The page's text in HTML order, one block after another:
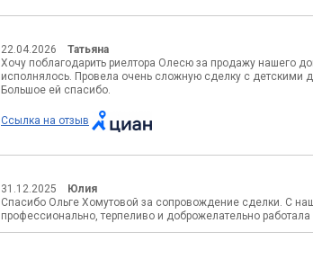
22.04.2026 Татьяна
Хочу поблагодарить риелтора Олесю за продажу нашего
исполнялось. Провела очень сложную сделку с детскими
Большое ей спасибо.
Ссылка на отзыв
31.12.2025
Юлия
Спасибо Ольге Хомутовой за сопровождение сделки. С
профессионально, терпеливо и доброжелательно